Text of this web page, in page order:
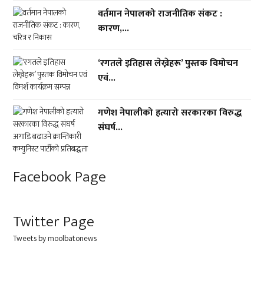
वर्तमान नेपालको राजनीतिक संकट :
कारण,...
‘रगतले इतिहास लेख्नेहरू’ पुस्तक विमोचन
एवं...
गणेश नेपालीको हत्यारो सरकारका विरुद्ध
संघर्ष...
Facebook Page
Twitter Page
Tweets by moolbatonews